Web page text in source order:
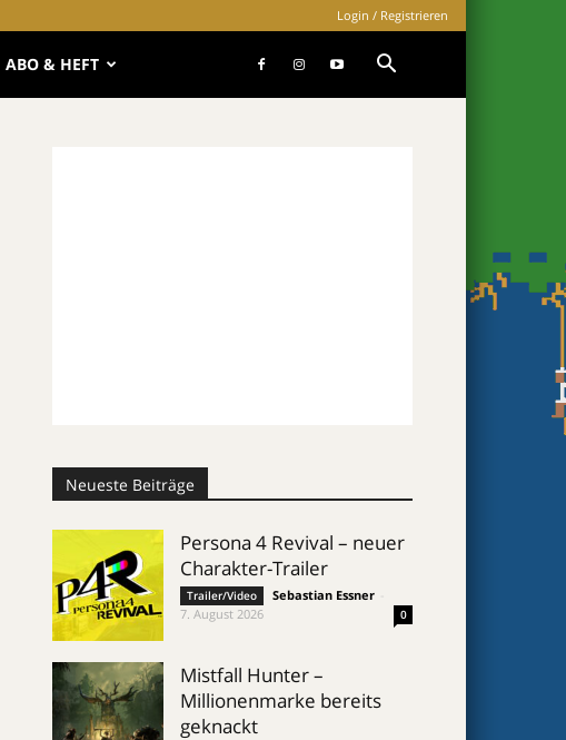
Login / Registrieren
ABO & HEFT
Neueste Beiträge
Persona 4 Revival – neuer
Charakter-Trailer
Trailer/Video Sebastian Essner
7. August 2026
0
Mistfall Hunter –
Millionenmarke bereits
geknackt